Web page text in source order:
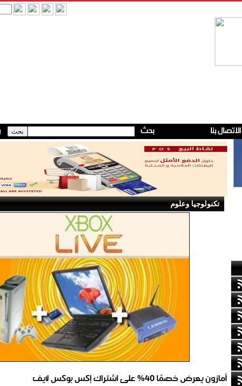
تكنولوجيا وعلوم
أمازون يعرض خصمًا 40% على اشتراك إكس بوكس لايف